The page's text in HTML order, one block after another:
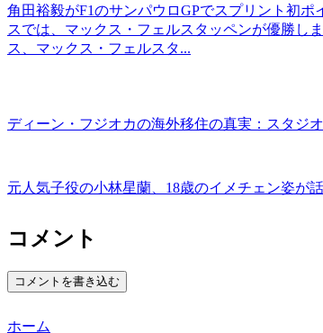
角田裕毅がF1のサンパウロGPでスプリント初
スでは、マックス・フェルスタッペンが優勝し
ス、マックス・フェルスタ...
ディーン・フジオカの海外移住の真実：スタジ
元人気子役の小林星蘭、18歳のイメチェン姿が
コメント
コメントを書き込む
ホーム